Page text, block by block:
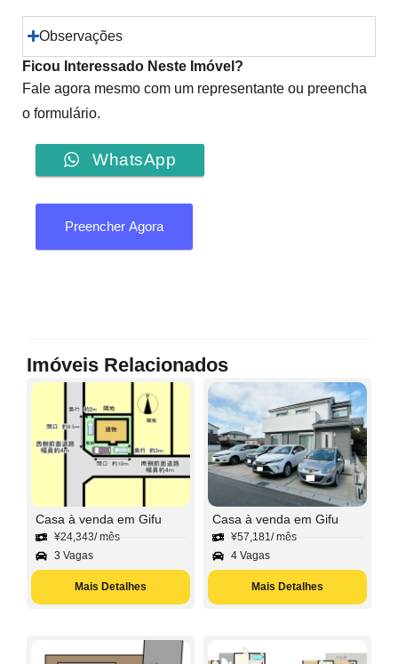
Observações
Ficou Interessado Neste Imóvel?
Fale agora mesmo com um representante ou preencha
o formulário.
WhatsApp
Preencher Agora
Imóveis Relacionados
Casa à venda em Gifu
¥24,343/ mês
3 Vagas
Mais Detalhes
Casa à venda em Gifu
¥57,181/ mês
4 Vagas
Mais Detalhes